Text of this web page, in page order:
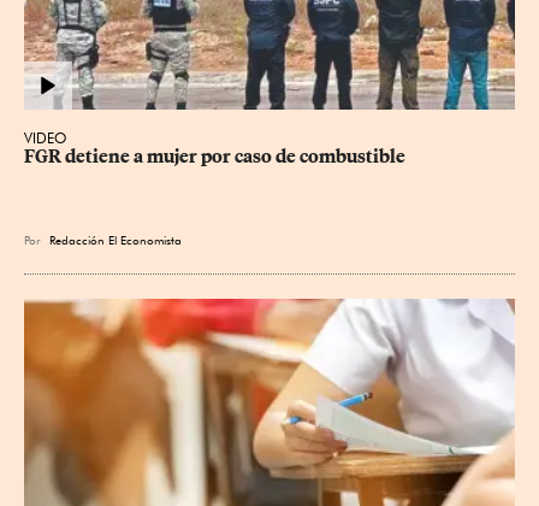
VIDEO
FGR detiene a mujer por caso de combustible
Por Redacción El Economista